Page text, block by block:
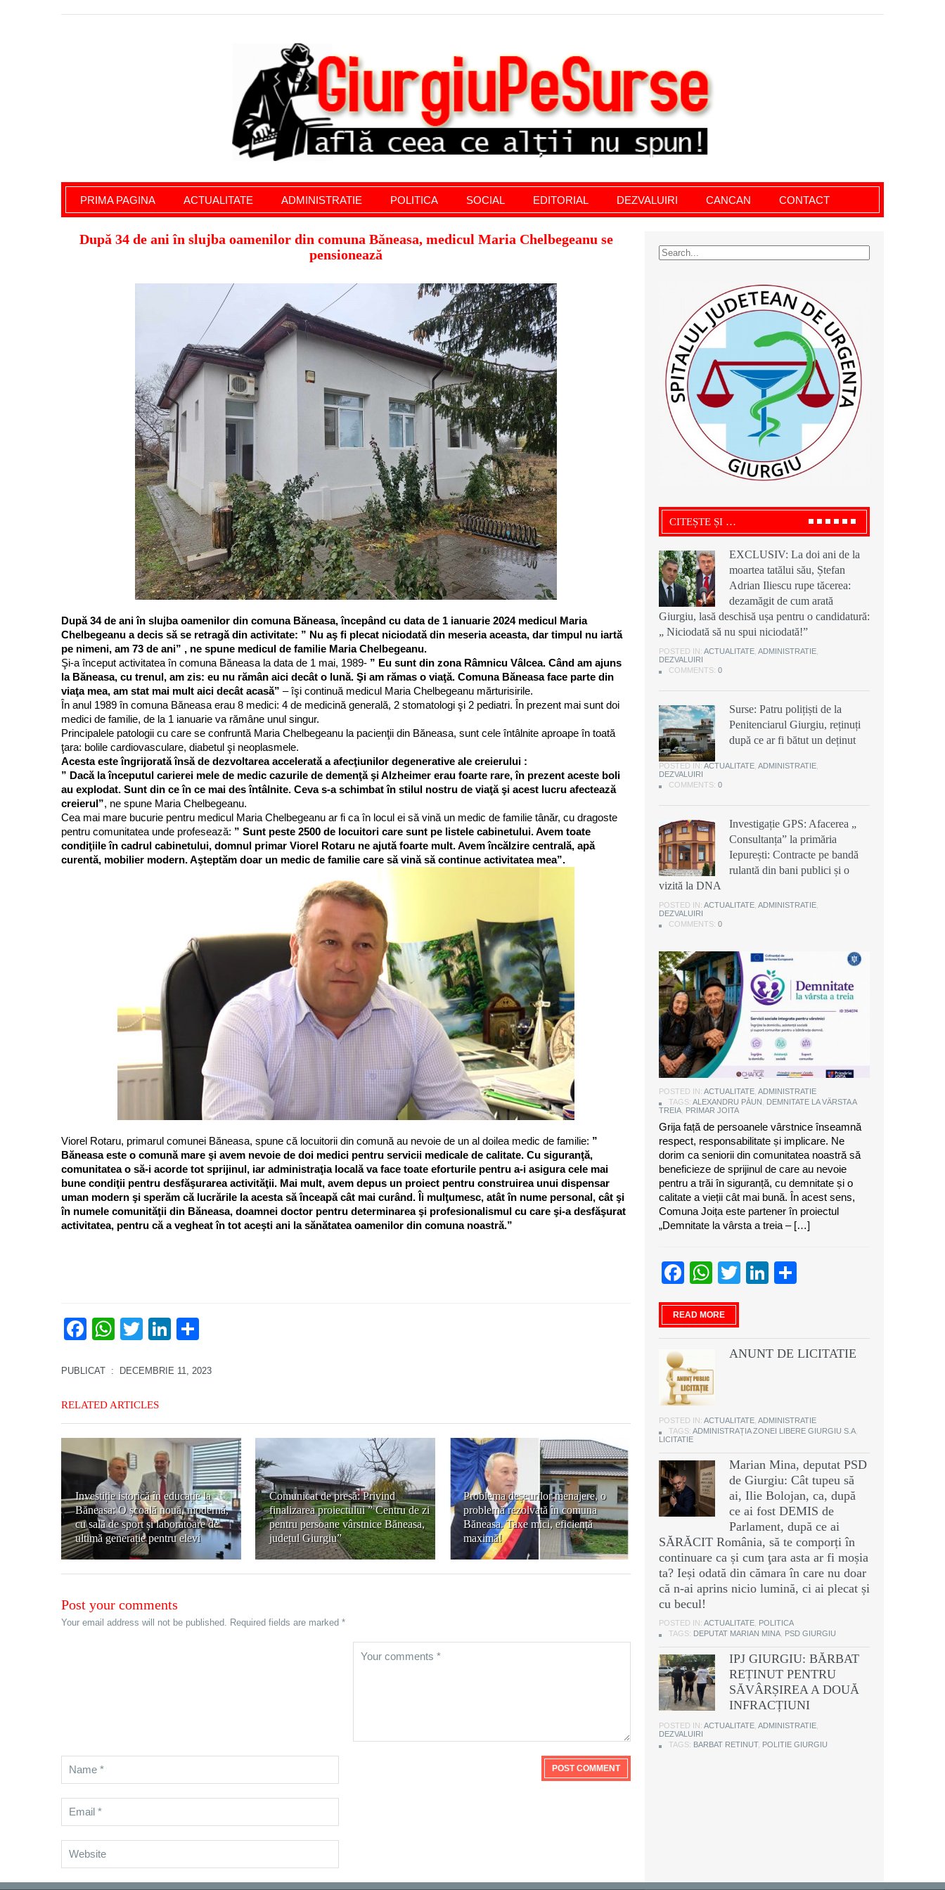
Giurgiu Pe Surse – actualitate giurgiu, administratie giurgiu, stiri politice, social economic, editoriale giurgiu, dezvaluiri, soc, cancan, stiri locale
PRIMA PAGINA ACTUALITATE ADMINISTRATIE POLITICA SOCIAL EDITORIAL DEZVALUIRI CANCAN CONTACT
După 34 de ani în slujba oamenilor din comuna Băneasa, medicul Maria Chelbegeanu se
pensionează
După 34 de ani în slujba oamenilor din comuna Băneasa, începând cu data de 1 ianuarie 2024 medicul Maria
Chelbegeanu a decis să se retragă din activitate: ” Nu aş fi plecat niciodată din meseria aceasta, dar timpul nu iartă
pe nimeni, am 73 de ani” , ne spune medicul de familie Maria Chelbegeanu.
Şi-a început activitatea în comuna Băneasa la data de 1 mai, 1989- ” Eu sunt din zona Râmnicu Vâlcea. Când am ajuns
la Băneasa, cu trenul, am zis: eu nu rămân aici decât o lună. Şi am rămas o viaţă. Comuna Băneasa face parte din
viaţa mea, am stat mai mult aici decât acasă” – îşi continuă medicul Maria Chelbegeanu mărturisirile.
În anul 1989 în comuna Băneasa erau 8 medici: 4 de medicină generală, 2 stomatologi şi 2 pediatri. În prezent mai sunt doi
medici de familie, de la 1 ianuarie va rămâne unul singur.
Principalele patologii cu care se confruntă Maria Chelbegeanu la pacienţii din Băneasa, sunt cele întâlnite aproape în toată
ţara: bolile cardiovasculare, diabetul şi neoplasmele.
Acesta este îngrijorată însă de dezvoltarea accelerată a afecţiunilor degenerative ale creierului :
” Dacă la începutul carierei mele de medic cazurile de demenţă şi Alzheimer erau foarte rare, în prezent aceste boli
au explodat. Sunt din ce în ce mai des întâlnite. Ceva s-a schimbat în stilul nostru de viaţă şi acest lucru afectează
creierul”, ne spune Maria Chelbegeanu.
Cea mai mare bucurie pentru medicul Maria Chelbegeanu ar fi ca în locul ei să vină un medic de familie tânăr, cu dragoste
pentru comunitatea unde profesează: ” Sunt peste 2500 de locuitori care sunt pe listele cabinetului. Avem toate
condiţiile în cadrul cabinetului, domnul primar Viorel Rotaru ne ajută foarte mult. Avem încălzire centrală, apă
curentă, mobilier modern. Aşteptăm doar un medic de familie care să vină să continue activitatea mea”.
Viorel Rotaru, primarul comunei Băneasa, spune că locuitorii din comună au nevoie de un al doilea medic de familie: ”
Băneasa este o comună mare şi avem nevoie de doi medici pentru servicii medicale de calitate. Cu siguranţă,
comunitatea o să-i acorde tot sprijinul, iar administraţia locală va face toate eforturile pentru a-i asigura cele mai
bune condiţii pentru desfăşurarea activităţii. Mai mult, avem depus un proiect pentru construirea unui dispensar
uman modern şi sperăm că lucrările la acesta să înceapă cât mai curând. Îi mulţumesc, atât în nume personal, cât şi
în numele comunităţii din Băneasa, doamnei doctor pentru determinarea şi profesionalismul cu care şi-a desfăşurat
activitatea, pentru că a vegheat în tot aceşti ani la sănătatea oamenilor din comuna noastră.”
Facebook
WhatsApp
TwitterLinkedIn
PUBLICAT : DECEMBRIE 11, 2023
RELATED ARTICLES
Investiție istorică în educație la
Băneasa: O școală nouă, modernă,
cu sală de sport și laboratoare de
ultimă generație pentru elevi
Comunicat de presă: Privind
finalizarea proiectului ” Centru de zi
pentru persoane vârstnice Băneasa,
județul Giurgiu”
Problema deșeurilor menajere, o
problemă rezolvată în comuna
Băneasa. Taxe mici, eficiență
maximă!
Post your comments
Your email address will not be published. Required fields are marked *
CITEȘTE ȘI …
EXCLUSIV: La doi ani de la
moartea tatălui său, Ștefan
Adrian Iliescu rupe tăcerea:
dezamăgit de cum arată
Giurgiu, lasă deschisă ușa pentru o candidatură:
„ Niciodată să nu spui niciodată!”
POSTED IN: ACTUALITATE ADMINISTRATIE
DEZVALUIRI
COMMENTS: 0
Surse: Patru polițiști de la
Penitenciarul Giurgiu, reținuți
după ce ar fi bătut un deținut
POSTED IN: ACTUALITATE ADMINISTRATIE
DEZVALUIRI
COMMENTS: 0
Investigație GPS: Afacerea „
Consultanța” la primăria
Iepurești: Contracte pe bandă
rulantă din bani publici și o
vizită la DNA
POSTED IN: ACTUALITATE ADMINISTRATIE
DEZVALUIRI
COMMENTS: 0
Alexandru Păun, primarul comunei
Joița: O comunitate puternică este
aceea care are grijă de seniorii săi
POSTED IN: ACTUALITATE ADMINISTRATIE
TAGS: ALEXANDRU PĂUN
DEMNITATE LA VÂRSTA A
TREIA PRIMAR JOITA
Grija față de persoanele vârstnice înseamnă
respect, responsabilitate și implicare. Ne
dorim ca seniorii din comunitatea noastră să
beneficieze de sprijinul de care au nevoie
pentru a trăi în siguranță, cu demnitate și o
calitate a vieții cât mai bună. În acest sens,
Comuna Joița este partener în proiectul
„Demnitate la vârsta a treia – […]
Facebook
WhatsApp
TwitterLinkedIn
READ MORE
ANUNT DE LICITATIE
POSTED IN: ACTUALITATE ADMINISTRATIE
TAGS: ADMINISTRAȚIA ZONEI LIBERE GIURGIU S.A
LICITATIE
Marian Mina, deputat PSD
de Giurgiu: Cât tupeu să
ai, Ilie Bolojan, ca, după
ce ai fost DEMIS de
Parlament, după ce ai
SĂRĂCIT România, să te comporți în
continuare ca și cum ţara asta ar fi moșia
ta? Ieși odată din cămara în care nu doar
că n-ai aprins nicio lumină, ci ai plecat și
cu becul!
POSTED IN: ACTUALITATE POLITICA
TAGS: DEPUTAT MARIAN MINA PSD GIURGIU
IPJ GIURGIU: BĂRBAT
REȚINUT PENTRU
SĂVÂRȘIREA A DOUĂ
INFRACȚIUNI
POSTED IN: ACTUALITATE ADMINISTRATIE
DEZVALUIRI
TAGS: BARBAT RETINUT, POLITIE GIURGIU